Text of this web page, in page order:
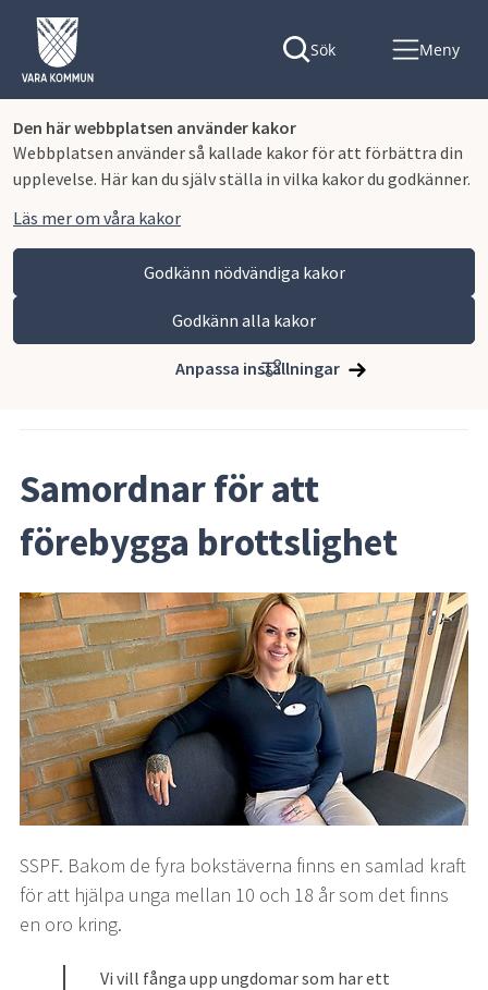
Den här webbplatsen använder kakor
Webbplatsen använder så kallade kakor för att förbättra din
upplevelse. Här kan du själv ställa in vilka kakor du godkänner.
Läs mer om våra kakor
Godkänn nödvändiga kakor
Godkänn alla kakor
Anpassa inställningar
Sök Meny
Vara kommun Nyhets- och pressrum
Samordnar för att
förebygga brottslighet
SSPF. Bakom de fyra bokstäverna finns en samlad kraft
för att hjälpa unga mellan 10 och 18 år som det finns
en oro kring.
Vi vill fånga upp ungdomar som har ett